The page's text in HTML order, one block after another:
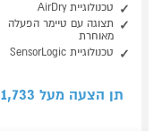
טכנולוגיית AirDry
תצוגה עם טיימר הפעלה
מאוחרת
טכנולוגיית SensorLogic
תן הצעה מעל ₪ 1,733